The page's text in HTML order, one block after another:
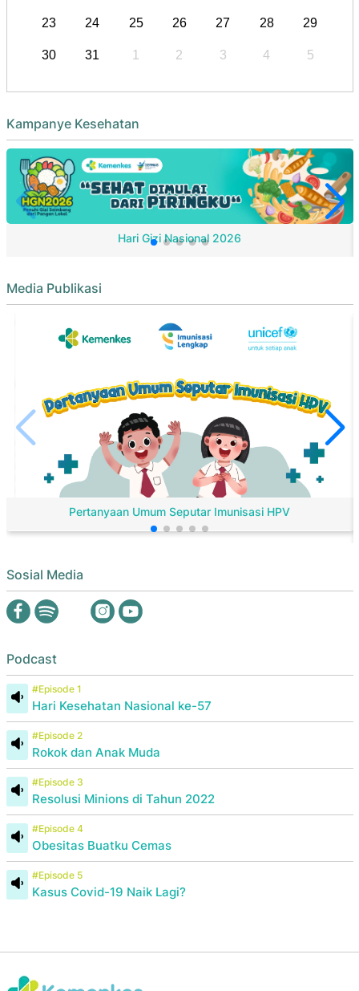
23 24 25 26 27 28 29
30 31 1 2 3 4 5
Kampanye Kesehatan
Hari Gizi Nasional 2026
Media Publikasi
Pertanyaan Umum Seputar Imunisasi HPV
Sosial Media
Podcast
#Episode 1
Hari Kesehatan Nasional ke-57
#Episode 2
Rokok dan Anak Muda
#Episode 3
Resolusi Minions di Tahun 2022
#Episode 4
Obesitas Buatku Cemas
#Episode 5
Kasus Covid-19 Naik Lagi?